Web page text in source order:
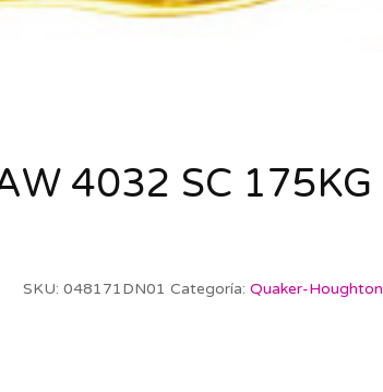
4032 SC 175KG
SKU:048171DN01 Categoría:Quaker-Houghton